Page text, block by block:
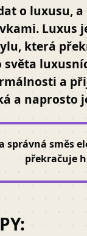
o luxusu,
Luxus
která
světa
a
a naprosto
správná směs
překračuje